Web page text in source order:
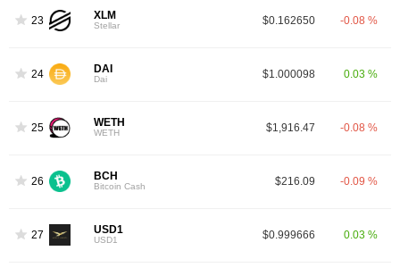
23 XLM
Stellar $0.162650 -0.08 %
24 DAI
Dai $1.000098 0.03 %
25 WETH
WETH $1,916.47 -0.08 %
26 BCH
Bitcoin Cash $216.09 -0.09 %
27 USD1
USD1 $0.999666 0.03 %